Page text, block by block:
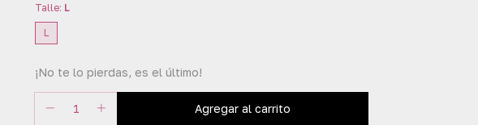
Talle: L
L
¡No te lo pierdas, es el último!